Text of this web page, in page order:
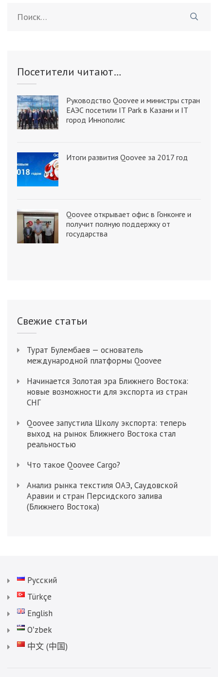
Посетители читают…
Руководство Qoovee и министры стран
ЕАЭС посетили IT Park в Казани и IT
город Иннополис
Итоги развития Qoovee за 2017 год
Qoovee открывает офис в Гонконге и
получит полную поддержку от
государства
Свежие статьи
Турат Булембаев — основатель
международной платформы Qoovee
Начинается Золотая эра Ближнего Востока:
новые возможности для экспорта из стран
СНГ
Qoovee запустила Школу экспорта: теперь
выход на рынок Ближнего Востока стал
реальностью
Что такое Qoovee Cargo?
Анализ рынка текстиля ОАЭ, Саудовской
Аравии и стран Персидского залива
(Ближнего Востока)
Русский
Türkçe
English
Oʻzbek
中文 (中国)